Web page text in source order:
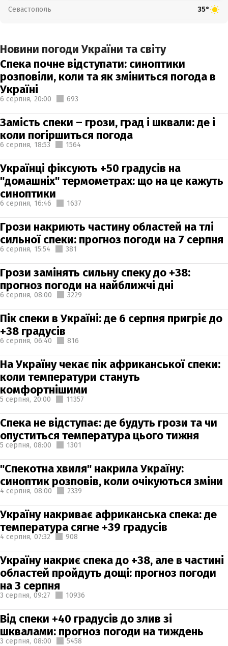
Севастополь 35°
Новини погоди України та світу
Спека почне відступати: синоптики
розповіли, коли та як зміниться погода в
Україні
6 серпня, 20:00 693
Замість спеки – грози, град і шквали: де і
коли погіршиться погода
6 серпня, 18:53 1564
Українці фіксують +50 градусів на
"домашніх" термометрах: що на це кажуть
синоптики
6 серпня, 16:46 1637
Грози накриють частину областей на тлі
сильної спеки: прогноз погоди на 7 серпня
6 серпня, 15:54 381
Грози замінять сильну спеку до +38:
прогноз погоди на найближчі дні
6 серпня, 08:00 3229
Пік спеки в Україні: де 6 серпня пригріє до
+38 градусів
6 серпня, 06:40 816
На Україну чекає пік африканської спеки:
коли температури стануть
комфортнішими
5 серпня, 20:00 11357
Спека не відступає: де будуть грози та чи
опуститься температура цього тижня
5 серпня, 08:00 1301
"Спекотна хвиля" накрила Україну:
синоптик розповів, коли очікуються зміни
4 серпня, 08:00 2339
Україну накриває африканська спека: де
температура сягне +39 градусів
4 серпня, 07:32 908
Україну накриє спека до +38, але в частині
областей пройдуть дощі: прогноз погоди
на 3 серпня
3 серпня, 09:27 10936
Від спеки +40 градусів до злив зі
шквалами: прогноз погоди на тиждень
3 серпня, 08:00 5458